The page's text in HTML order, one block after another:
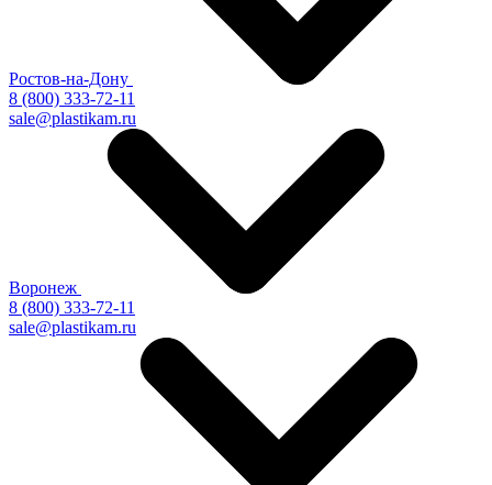
Ростов-на-Дону
8 (800) 333-72-11
sale@plastikam.ru
Воронеж
8 (800) 333-72-11
sale@plastikam.ru